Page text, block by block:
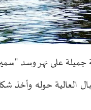
على نهر وسد
حوله وأخذ